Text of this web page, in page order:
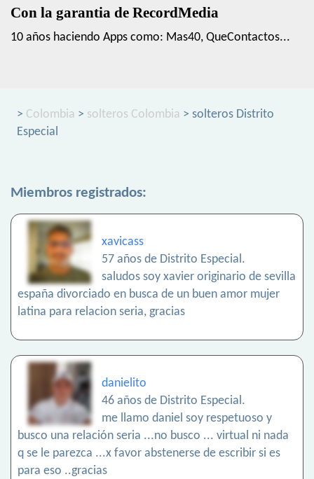
Con la garantia de RecordMedia
10 años haciendo Apps como: Mas40, QueContactos...
> Colombia > solteros Colombia > solteros Distrito
Especial
Miembros registrados:
xavicass
57 años de Distrito Especial.
saludos soy xavier originario de sevilla
españa divorciado en busca de un buen amor mujer
latina para relacion seria, gracias
danielito
46 años de Distrito Especial.
me llamo daniel soy respetuoso y
busco una relación seria ...no busco ... virtual ni nada
q se le parezca ...x favor abstenerse de escribir si es
para eso ..gracias